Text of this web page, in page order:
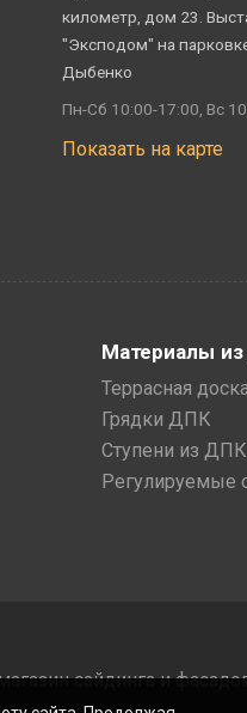
километр, дом 23.
"Эксподом" на
Дыбенко
Пн-Сб 10:00-17:00, Вс
Показать на карте
Материалы
Террасная
Грядки ДПК
Ступени из ДПК
Регулируемые
сайдинга и